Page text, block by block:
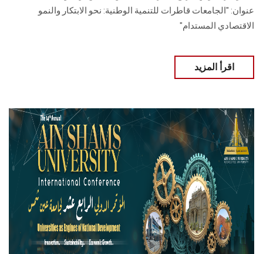
عنوان: "الجامعات قاطرات للتنمية الوطنية: نحو الابتكار والنمو
الاقتصادي المستدام"
اقرأ المزيد